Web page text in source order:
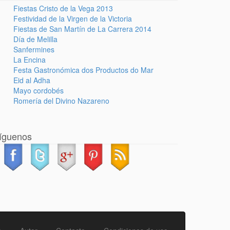
Fiestas Cristo de la Vega 2013
Festividad de la Virgen de la Victoria
Fiestas de San Martín de La Carrera 2014
Día de Melilla
Sanfermines
La Encina
Festa Gastronómica dos Productos do Mar
Eid al Adha
Mayo cordobés
Romería del Divino Nazareno